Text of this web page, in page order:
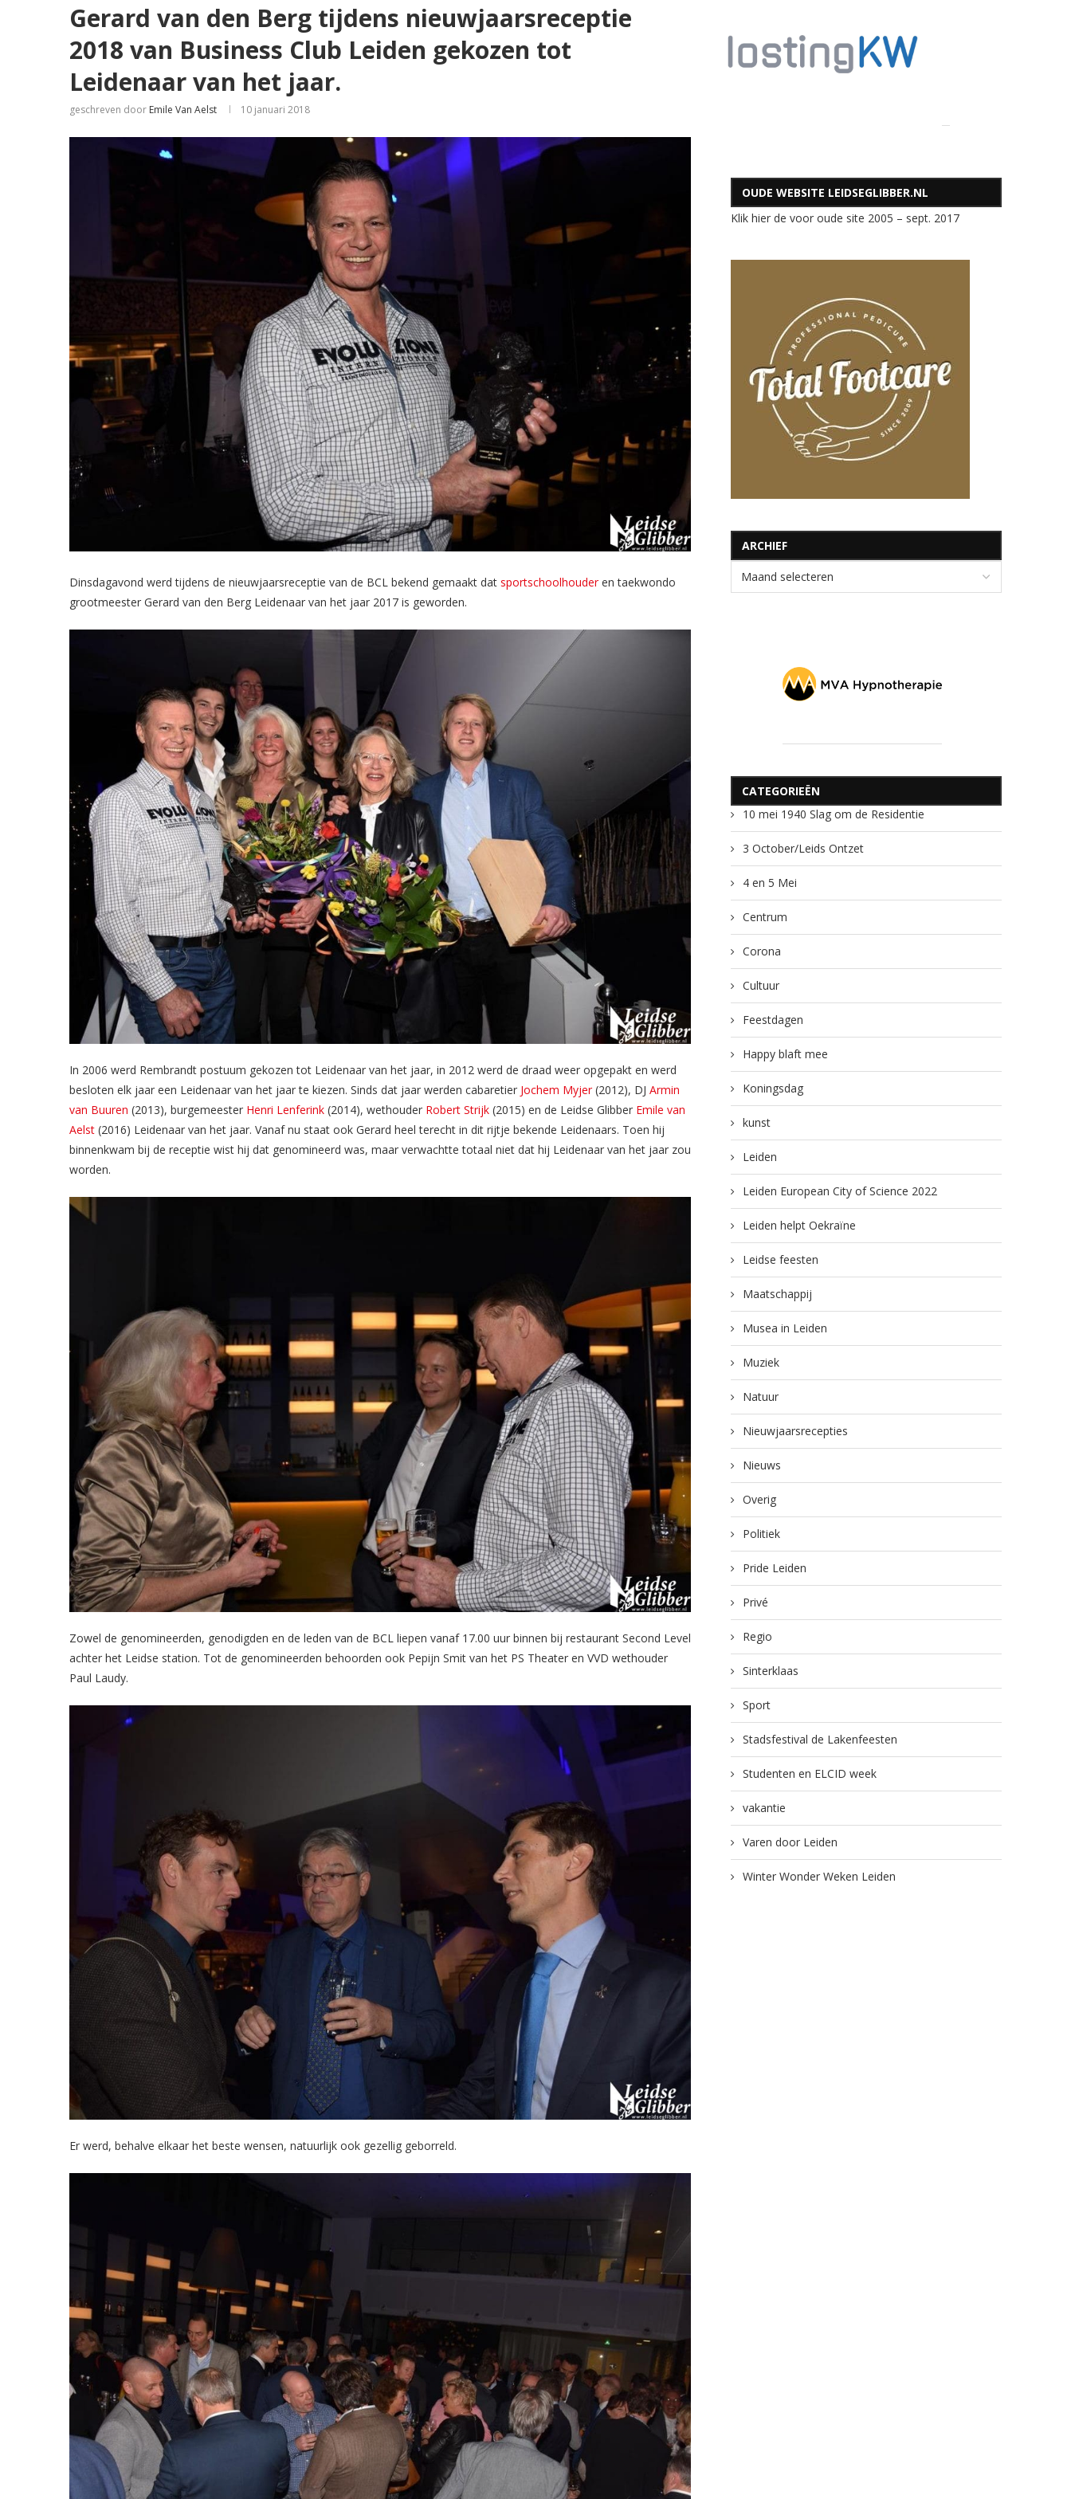
Gerard van den Berg tijdens nieuwjaarsreceptie
2018 van Business Club Leiden gekozen tot
Leidenaar van het jaar.
geschreven door Emile Van Aelst 10 januari 2018
Dinsdagavond werd tijdens de nieuwjaarsreceptie van de BCL bekend gemaakt dat sportschoolhouderen taekwondo
grootmeester Gerard van den Berg Leidenaar van het jaar 2017 is geworden.
In 2006 werd Rembrandt postuum gekozen tot Leidenaar van het jaar, in 2012 werd de draad weer opgepakt en werd
besloten elk jaar een Leidenaar van het jaar te kiezen. Sinds dat jaar werden cabaretier Jochem Myjer(2012), DJ Armin
van Buuren (2013), burgemeester Henri Lenferink (2014), wethouder Robert Strijk (2015) en de Leidse Glibber Emile van
Aelst (2016) Leidenaar van het jaar. Vanaf nu staat ook Gerard heel terecht in dit rijtje bekende Leidenaars. Toen hij
binnenkwam bij de receptie wist hij dat genomineerd was, maar verwachtte totaal niet dat hij Leidenaar van het jaar zou
worden.
Zowel de genomineerden, genodigden en de leden van de BCL liepen vanaf 17.00 uur binnen bij restaurant Second Level
achter het Leidse station. Tot de genomineerden behoorden ook Pepijn Smit van het PS Theater en VVD wethouder
Paul Laudy.
Er werd, behalve elkaar het beste wensen, natuurlijk ook gezellig geborreld.
OUDE WEBSITE LEIDSEGLIBBER.NL
Klik hier de voor oude site 2005 – sept. 2017
ARCHIEF
CATEGORIEËN
10 mei 1940 Slag om de Residentie
3 October/Leids Ontzet
4 en 5 Mei
Centrum
Corona
Cultuur
Feestdagen
Happy blaft mee
Koningsdag
kunst
Leiden
Leiden European City of Science 2022
Leiden helpt Oekraïne
Leidse feesten
Maatschappij
Musea in Leiden
Muziek
Natuur
Nieuwjaarsrecepties
Nieuws
Overig
Politiek
Pride Leiden
Privé
Regio
Sinterklaas
Sport
Stadsfestival de Lakenfeesten
Studenten en ELCID week
vakantie
Varen door Leiden
Winter Wonder Weken Leiden